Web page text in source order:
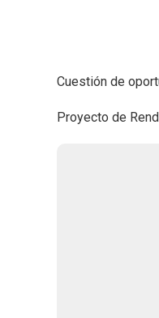
Cuestión de
Proyecto de